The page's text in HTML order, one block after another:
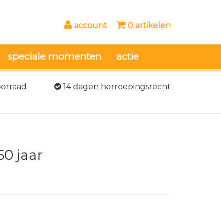
account 0 artikelen
speciale momenten actie
14 dagen herroepingsrecht
jaar